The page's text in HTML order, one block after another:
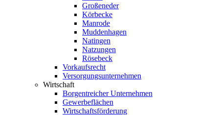
Großeneder
Körbecke
Manrode
Muddenhagen
Natingen
Natzungen
Rösebeck
Vorkaufsrecht
Versorgungsunternehmen
Wirtschaft
Borgentreicher Unternehmen
Gewerbeflächen
Wirtschaftsförderung